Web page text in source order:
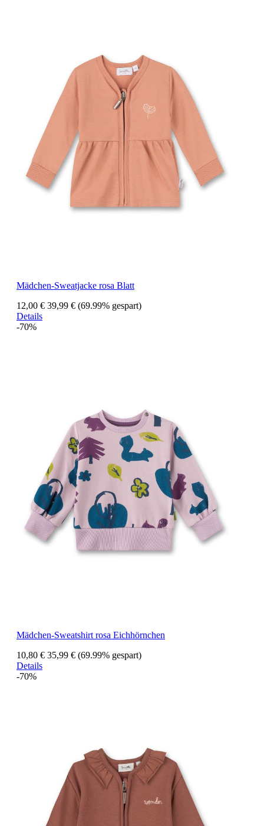
Mädchen-Sweatjacke rosa Blatt
12,00 € 39,99 € (69.99% gespart)
Details
-70%
Mädchen-Sweatshirt rosa Eichhörnchen
10,80 € 35,99 € (69.99% gespart)
Details
-70%